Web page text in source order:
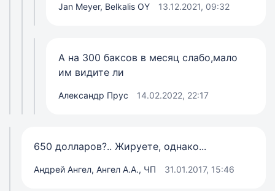
Jan Meyer, Belkalis OY 13.12.2021, 09:32
А на 300 баксов в месяц слабо,мало
им видите ли
Александр Прус 14.02.2022, 22:17
650 долларов?.. Жируете, однако...
Андрей Ангел, Ангел А.А., ЧП 31.01.2017, 15:46